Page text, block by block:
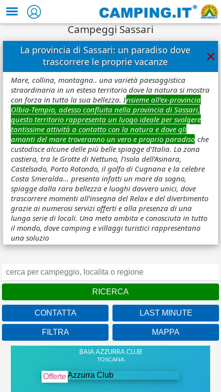
Campeggi Sassari
La provincia di Sassari: un paradiso dove
trascorrere le proprie vacanze
×
Mare, collina, montagna.. una varietà paesaggistica
straordinaria in un esteso territorio dove la natura si mostra
con forza in tutta la sua bellezza. Insieme all’ex-provincia
Olbia-Tempio, adesso confluita nella provincia di Sassari,
questo territorio rappresenta un luogo ideale per svolgere
tantissime attività a contatto con la natura e dove gli
amanti del mare troveranno un vero e proprio paradiso che
custodisce alcune delle più belle spiagge d’Italia. La zona
costiera, tra le Grotte di Nettuno, l’isola dell’Asinara,
Castelsado, Porto Rotondo, il golfo di Cugnana e la celebre
Costa Smeralda… presenta infatti un mare da sogno,
spiagge dalla rara bellezza e luoghi davvero unici, dove
trascorrere momenti all’insegna del Relax e del divertimento
grazie ai numerosi servizi offerti e alla presenza di una
lunga serie di locali. Una meta ambita e conosciuta in tutto
il mondo, dove camping e villaggi turistici rappresentano
una soluzio
CONTATTA LAST MINUTE
FILTRA MAPPA
BAIA AZZURRA CLUB
TOSCANA
Offerte